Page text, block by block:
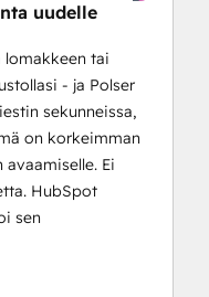
uudelle
lomakkeen tai
- ja Polser
sekunneissa,
on korkeimman
Ei
HubSpot
sen